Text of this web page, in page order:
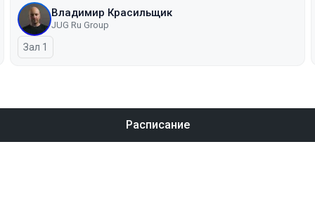
Владимир Красильщик
JUG Ru Group
Зал 1
Расписание